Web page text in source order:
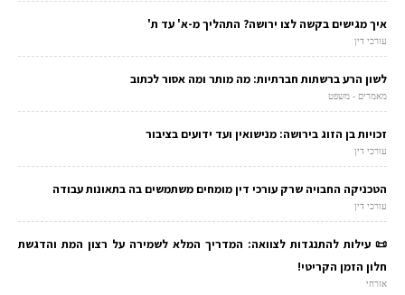
איך מגישים בקשה לצו ירושה? התהליך מ-א' עד ת'
עורכי דין
לשון הרע ברשתות חברתיות: מה מותר ומה אסור לכתוב
מאמרים - משפט
זכויות בן הזוג בירושה: מנישואין ועד ידועים בציבור
עורכי דין
הטכניקה החבויה שרק עורכי דין מומחים משתמשים בה בתאונות עבודה
עורכי דין
📜 עילות להתנגדות לצוואה: המדריך המלא לשמירה על רצון המת והדגשת
חלון הזמן הקריטי!
אזרחי